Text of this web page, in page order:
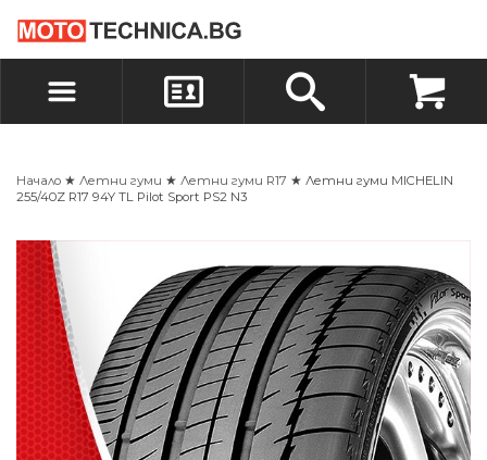
ВХОД
БЪРЗА ПОРЪЧКА ПОРЪЧКА
Начало ★ Летни гуми ★ Летни гуми R17 ★ Летни гуми MICHELIN
255/40Z R17 94Y TL Pilot Sport PS2 N3